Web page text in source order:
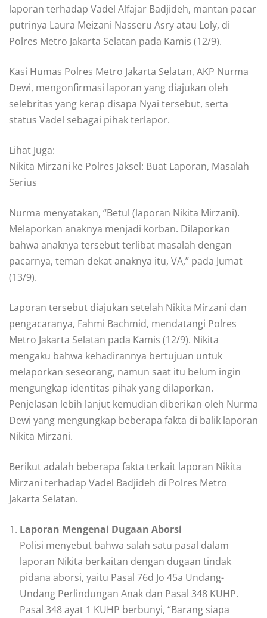
laporan terhadap Vadel Alfajar Badjideh, mantan pacar
putrinya Laura Meizani Nasseru Asry atau Loly, di
Polres Metro Jakarta Selatan pada Kamis (12/9).
Kasi Humas Polres Metro Jakarta Selatan, AKP Nurma
Dewi, mengonfirmasi laporan yang diajukan oleh
selebritas yang kerap disapa Nyai tersebut, serta
status Vadel sebagai pihak terlapor.
Lihat Juga:
Nikita Mirzani ke Polres Jaksel: Buat Laporan, Masalah
Serius
Nurma menyatakan, “Betul (laporan Nikita Mirzani).
Melaporkan anaknya menjadi korban. Dilaporkan
bahwa anaknya tersebut terlibat masalah dengan
pacarnya, teman dekat anaknya itu, VA,” pada Jumat
(13/9).
Laporan tersebut diajukan setelah Nikita Mirzani dan
pengacaranya, Fahmi Bachmid, mendatangi Polres
Metro Jakarta Selatan pada Kamis (12/9). Nikita
mengaku bahwa kehadirannya bertujuan untuk
melaporkan seseorang, namun saat itu belum ingin
mengungkap identitas pihak yang dilaporkan.
Penjelasan lebih lanjut kemudian diberikan oleh Nurma
Dewi yang mengungkap beberapa fakta di balik laporan
Nikita Mirzani.
Berikut adalah beberapa fakta terkait laporan Nikita
Mirzani terhadap Vadel Badjideh di Polres Metro
Jakarta Selatan.
Laporan Mengenai Dugaan Aborsi
Polisi menyebut bahwa salah satu pasal dalam
laporan Nikita berkaitan dengan dugaan tindak
pidana aborsi, yaitu Pasal 76d Jo 45a Undang-
Undang Perlindungan Anak dan Pasal 348 KUHP.
Pasal 348 ayat 1 KUHP berbunyi, “Barang siapa